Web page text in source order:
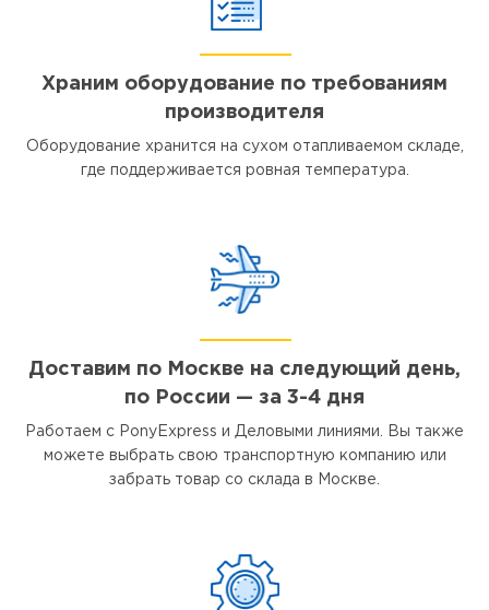
Храним оборудование по требованиям
производителя
Оборудование хранится на сухом отапливаемом складе,
где поддерживается ровная температура.
Доставим по Москве на следующий день,
по России — за 3-4 дня
Работаем с PonyExpress и Деловыми линиями. Вы также
можете выбрать свою транспортную компанию или
забрать товар со склада в Москве.